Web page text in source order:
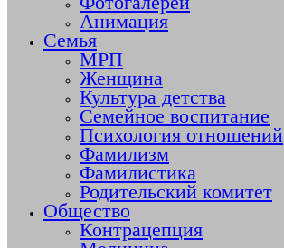
Анимация
Семья
МРП
Женщина
Культура детства
Семейное воспитание
Психология отношений
Фамилизм
Фамилистика
Родительский комитет
Общество
Контрацепция